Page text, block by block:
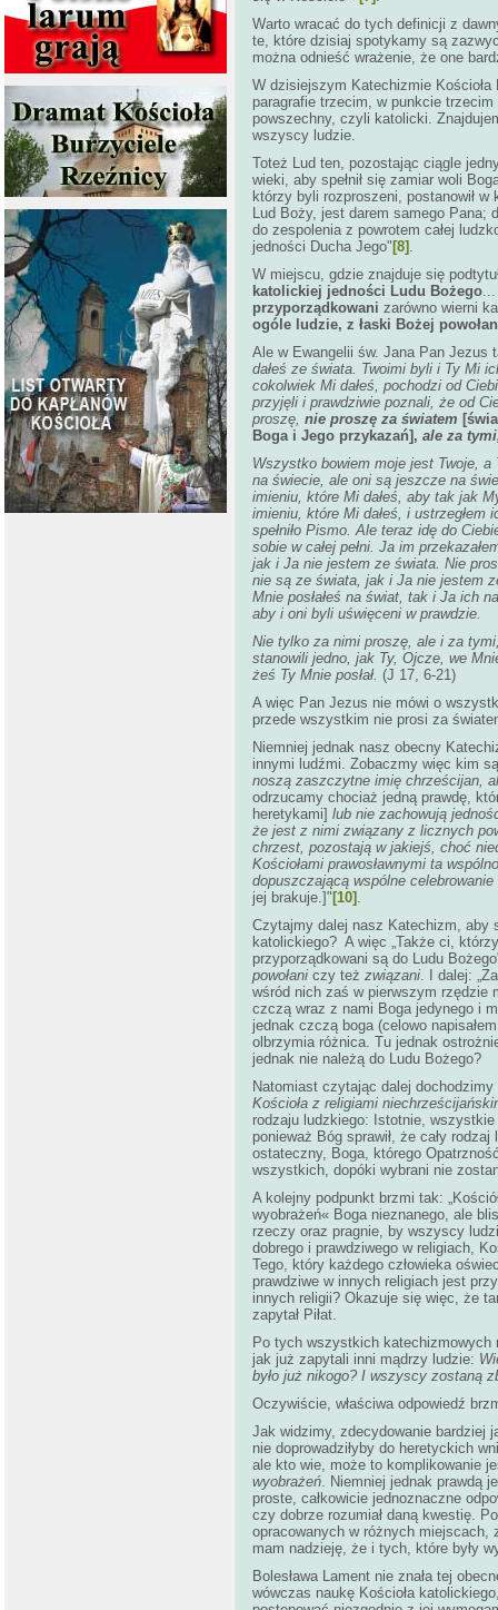
Warto wracać do tych definicji z
te, które dzisiaj spotykamy są
można odnieść wrażenie, że one
W dzisiejszym Katechizmie Kościoła
paragrafie trzecim, w punkcie
powszechny, czyli katolicki.
wszyscy ludzie.
Toteż Lud ten, pozostając ciągle
wieki, aby spełnił się zamiar woli
którzy byli rozproszeni, postanowił
Lud Boży, jest darem samego Pana;
do zespolenia z powrotem całej
jedności Ducha Jego" [8] .
W miejscu, gdzie znajduje się
katolickiej jedności Ludu Bożego
przyporządkowani zarówno wierni
ogóle ludzie, z łaski Bożej
Ale w Ewangelii św. Jana Pan Jezus
dałeś ze świata. Twoimi byli i Ty Mi
cokolwiek Mi dałeś, pochodzi od
przyjęli i prawdziwie poznali, że od
proszę, nie proszę za światem
Boga i Jego przykazań], ale za
Wszystko bowiem moje jest Twoje, a
na świecie, ale oni są jeszcze na
imieniu, które Mi dałeś, aby tak jak
imieniu, które Mi dałeś, i
spełniło Pismo. Ale teraz idę do
sobie w całej pełni. Ja im
jak i Ja nie jestem ze świata. Nie
nie są ze świata, jak i Ja nie jestem
Mnie posłałeś na świat, tak i Ja ich
aby i oni byli uświęceni w prawdzie.
Nie tylko za nimi proszę, ale i za
stanowili jedno, jak Ty, Ojcze, we
żeś Ty Mnie posłał. (J 17, 6-21)
A więc Pan Jezus nie mówi o
przede wszystkim nie prosi za
Niemniej jednak nasz obecny
innymi ludźmi. Zobaczmy więc kim
noszą zaszczytne imię chrześcijan,
odrzucamy chociaż jedną prawdę,
heretykami] lub nie zachowują
że jest z nimi związany z licznych
chrzest, pozostają w jakiejś, choć
Kościołami prawosławnymi ta
dopuszczającą wspólne
jej brakuje.]" [10] .
Czytajmy dalej nasz Katechizm, aby
katolickiego? A więc „Także ci,
przyporządkowani są do Ludu
powołani czy też związani. I dalej:
wśród nich zaś w pierwszym rzędzie
czczą wraz z nami Boga jedynego i
jednak czczą boga (celowo
olbrzymia różnica. Tu jednak
jednak nie należą do Ludu Bożego?
Natomiast czytając dalej
Kościoła z religiami
rodzaju ludzkiego: Istotnie,
ponieważ Bóg sprawił, że cały
ostateczny, Boga, którego
wszystkich, dopóki wybrani nie
A kolejny podpunkt brzmi tak:
wyobrażeń« Boga nieznanego, ale
rzeczy oraz pragnie, by wszyscy
dobrego i prawdziwego w religiach,
Tego, który każdego człowieka
prawdziwe w innych religiach jest
innych religii? Okazuje się więc, że
zapytał Piłat.
Po tych wszystkich
jak już zapytali inni mądrzy ludzie:
było już nikogo? I wszyscy zostaną
Oczywiście, właściwa odpowiedź
Jak widzimy, zdecydowanie bardziej
nie doprowadziłyby do heretyckich
ale kto wie, może to komplikowanie
wyobrażeń. Niemniej jednak prawdą
proste, całkowicie jednoznaczne
czy dobrze rozumiał daną kwestię.
opracowanych w różnych miejscach,
mam nadzieję, że i tych, które były
Bolesława Lament nie znała tej
wówczas naukę Kościoła